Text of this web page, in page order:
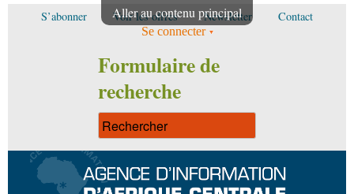
Aller au contenu principal
S’abonner Voir les offres Newsletter Contact
Se connecter
Formulaire de
recherche